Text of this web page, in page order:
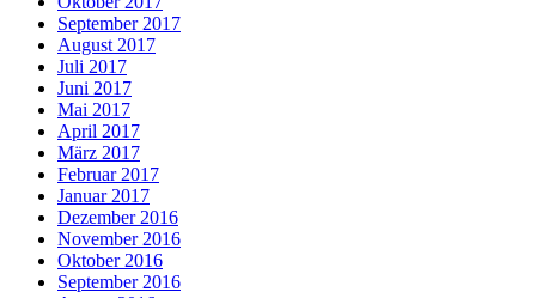
September 2017
August 2017
Juli 2017
Juni 2017
Mai 2017
April 2017
März 2017
Februar 2017
Januar 2017
Dezember 2016
November 2016
Oktober 2016
September 2016